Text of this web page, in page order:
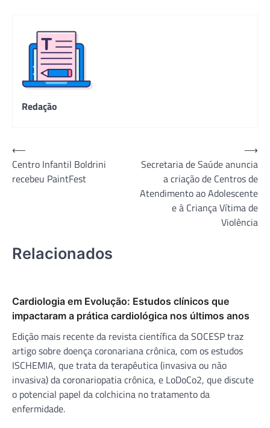
Redação
Navegação
de
Post
⟵
Centro Infantil Boldrini
recebeu PaintFest
Secretaria de Saúde anuncia
a criação de Centros de
Atendimento ao Adolescente
e à Criança Vítima de
Violência
⟶
Relacionados
Cardiologia em Evolução: Estudos clínicos que
impactaram a prática cardiológica nos últimos anos
Edição mais recente da revista científica da SOCESP traz
artigo sobre doença coronariana crônica, com os estudos
ISCHEMIA, que trata da terapêutica (invasiva ou não
invasiva) da coronariopatia crônica, e LoDoCo2, que discute
o potencial papel da colchicina no tratamento da
enfermidade.